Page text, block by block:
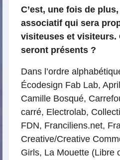
C’est, une fois de
associatif qui sera
visiteuses et visiteurs.
seront présents ?
Dans l’ordre
Écodesign Fab Lab,
Camille Bosqué,
carré, Electrolab,
FDN, Franciliens.net,
Creative/Creative
Girls, La Mouette (Libre